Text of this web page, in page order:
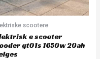
scootere
e scooter
gt01s 1650w 20ah